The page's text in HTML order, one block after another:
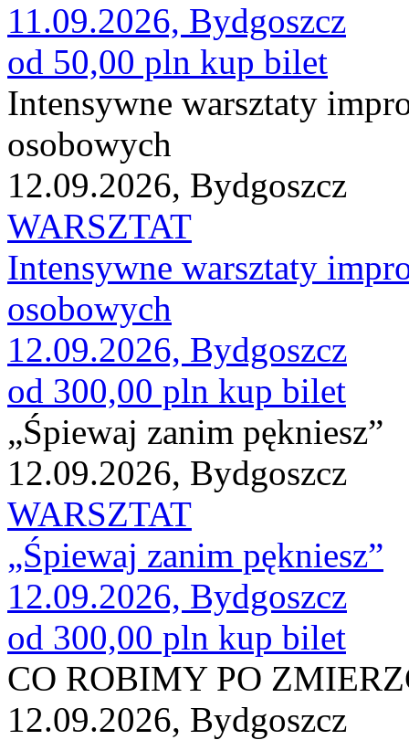
11.09.2026, Bydgoszcz
od 50,00 pln kup bilet
Intensywne warsztaty
osobowych
12.09.2026, Bydgoszcz
WARSZTAT
Intensywne warsztaty
osobowych
12.09.2026, Bydgoszcz
od 300,00 pln kup bilet
„Śpiewaj zanim pękniesz”
12.09.2026, Bydgoszcz
WARSZTAT
„Śpiewaj zanim pękniesz”
12.09.2026, Bydgoszcz
od 300,00 pln kup bilet
CO ROBIMY PO
12.09.2026, Bydgoszcz